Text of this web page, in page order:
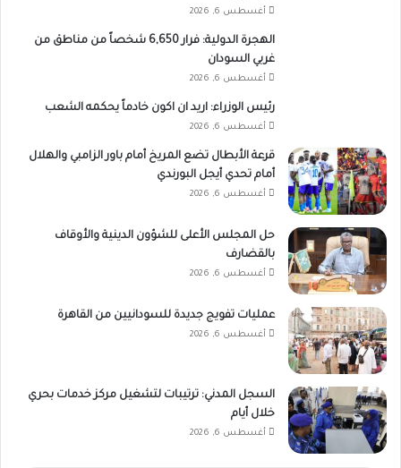
أغسطس 6, 2026
الهجرة الدولية: فرار 6,650 شخصاً من مناطق من
غربي السودان
أغسطس 6, 2026
رئيس الوزراء: اريد ان اكون خادماً يحكمه الشعب
أغسطس 6, 2026
قرعة الأبطال تضع المريخ أمام باور الزامبي والهلال
أمام تحدي أيجل البورندي
أغسطس 6, 2026
حل المجلس الأعلى للشؤون الدينية والأوقاف
بالقضارف
أغسطس 6, 2026
عمليات تفويج جديدة للسودانيين من القاهرة
أغسطس 6, 2026
السجل المدني: ترتيبات لتشغيل مركز خدمات بحري
خلال أيام
أغسطس 6, 2026